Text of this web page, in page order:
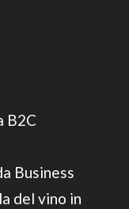
B2C
Business
del vino in